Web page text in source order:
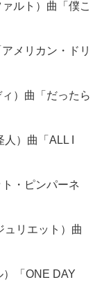
ルト）曲「僕こ
メリカン・ドリ
）曲「だったら
）曲「ALL I
・ピンパーネ
ュリエット）曲
「ONE DAY